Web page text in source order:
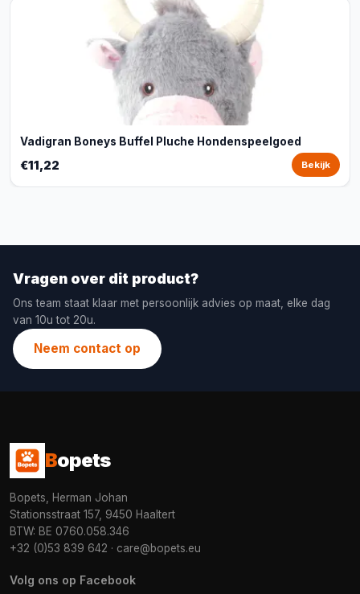
Vadigran Boneys Buffel Pluche Hondenspeelgoed
€11,22 Bekijk
Vragen over dit product?
Ons team staat klaar met persoonlijk advies op maat, elke dag
van 10u tot 20u.
Neem contact op
Bopets
Bopets, Herman Johan
Stationsstraat 157, 9450 Haaltert
BTW: BE 0760.058.346
+32 (0)53 839 642 · care@bopets.eu
Volg ons op Facebook